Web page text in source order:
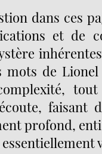
dans ces
et de
mots de
tout
faisant
profond,